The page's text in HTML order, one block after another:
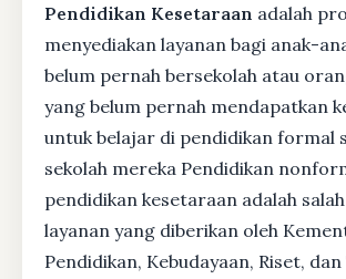
Pendidikan Kesetaraan adalah
menyediakan layanan bagi anak-
belum pernah bersekolah atau
yang belum pernah mendapatkan
untuk belajar di pendidikan formal
sekolah mereka Pendidikan
pendidikan kesetaraan adalah
layanan yang diberikan oleh
Pendidikan, Kebudayaan, Riset,